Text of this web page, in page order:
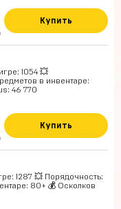
Купить
1054 💥
в инвентаре:
46 770
Купить
1287 💥 Порядочность:
80+ 💰 Осколков